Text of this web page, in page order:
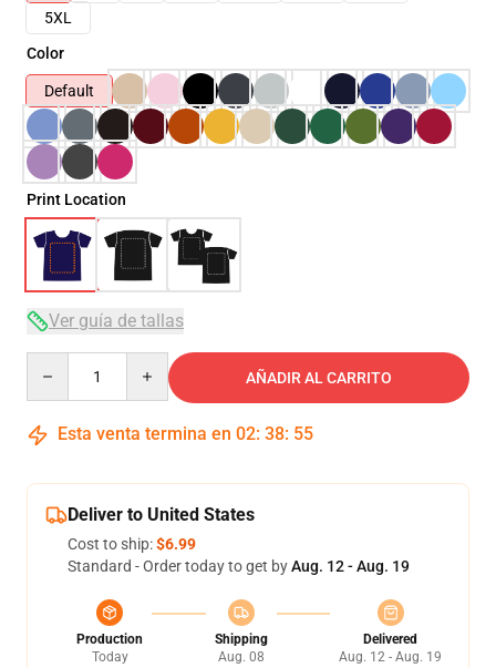
5XL
Color
Default
Print Location
Ver guía de tallas
AÑADIR AL CARRITO
Esta venta termina en 02: 38: 54
Deliver to United States
Cost to ship:$6.99
Standard - Order today to get byAug. 12 - Aug. 19
Production
Today
Shipping
Aug. 08
Delivered
Aug. 12 - Aug. 19